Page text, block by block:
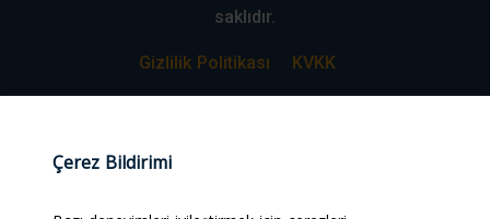
saklıdır.
Gizlilik Politikası KVKK
Çerez Bildirimi